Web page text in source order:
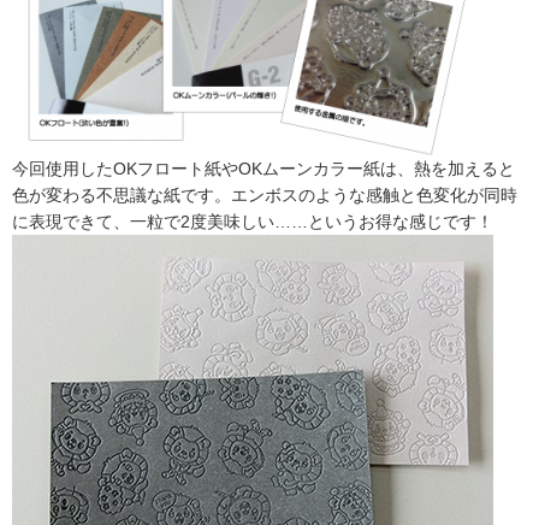
今回使用したOKフロート紙やOKムーンカラー紙は、熱を加えると
色が変わる不思議な紙です。エンボスのような感触と色変化が同時
に表現できて、一粒で2度美味しい……というお得な感じです！